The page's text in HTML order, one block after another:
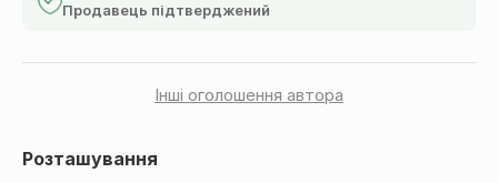
Продавець підтверджений
Інші оголошення автора
Розташування